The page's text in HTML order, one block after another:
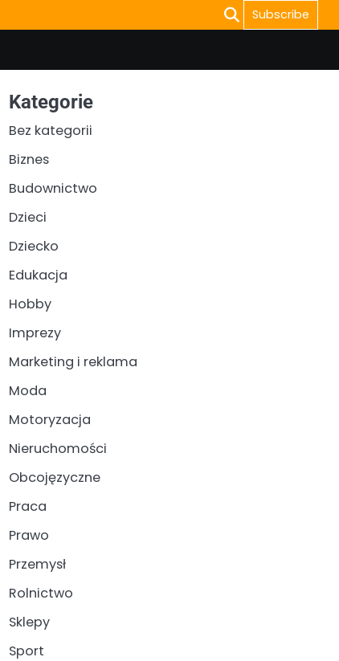
Subscribe
Kategorie
Bez kategorii
Biznes
Budownictwo
Dzieci
Dziecko
Edukacja
Hobby
Imprezy
Marketing i reklama
Moda
Motoryzacja
Nieruchomości
Obcojęzyczne
Praca
Prawo
Przemysł
Rolnictwo
Sklepy
Sport